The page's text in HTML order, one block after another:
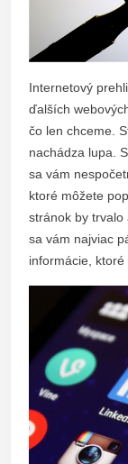
Internetový
ďalších
čo len chceme.
nachádza lupa.
sa vám
ktoré môžete
stránok by
sa vám najviac
informácie, ktoré